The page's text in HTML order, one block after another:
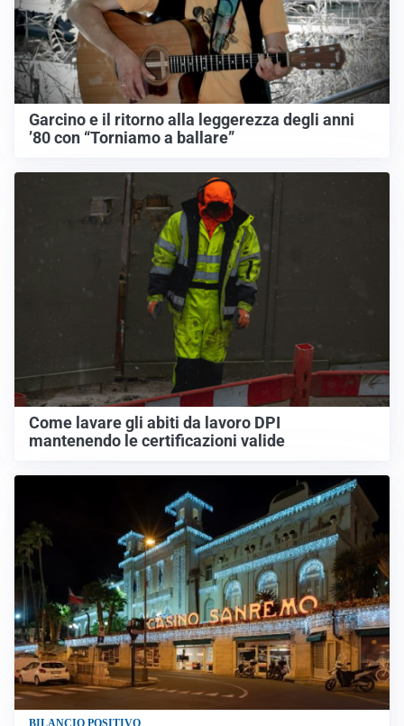
Garcino e il ritorno alla leggerezza degli anni
’80 con “Torniamo a ballare”
Come lavare gli abiti da lavoro DPI
mantenendo le certificazioni valide
BILANCIO POSITIVO